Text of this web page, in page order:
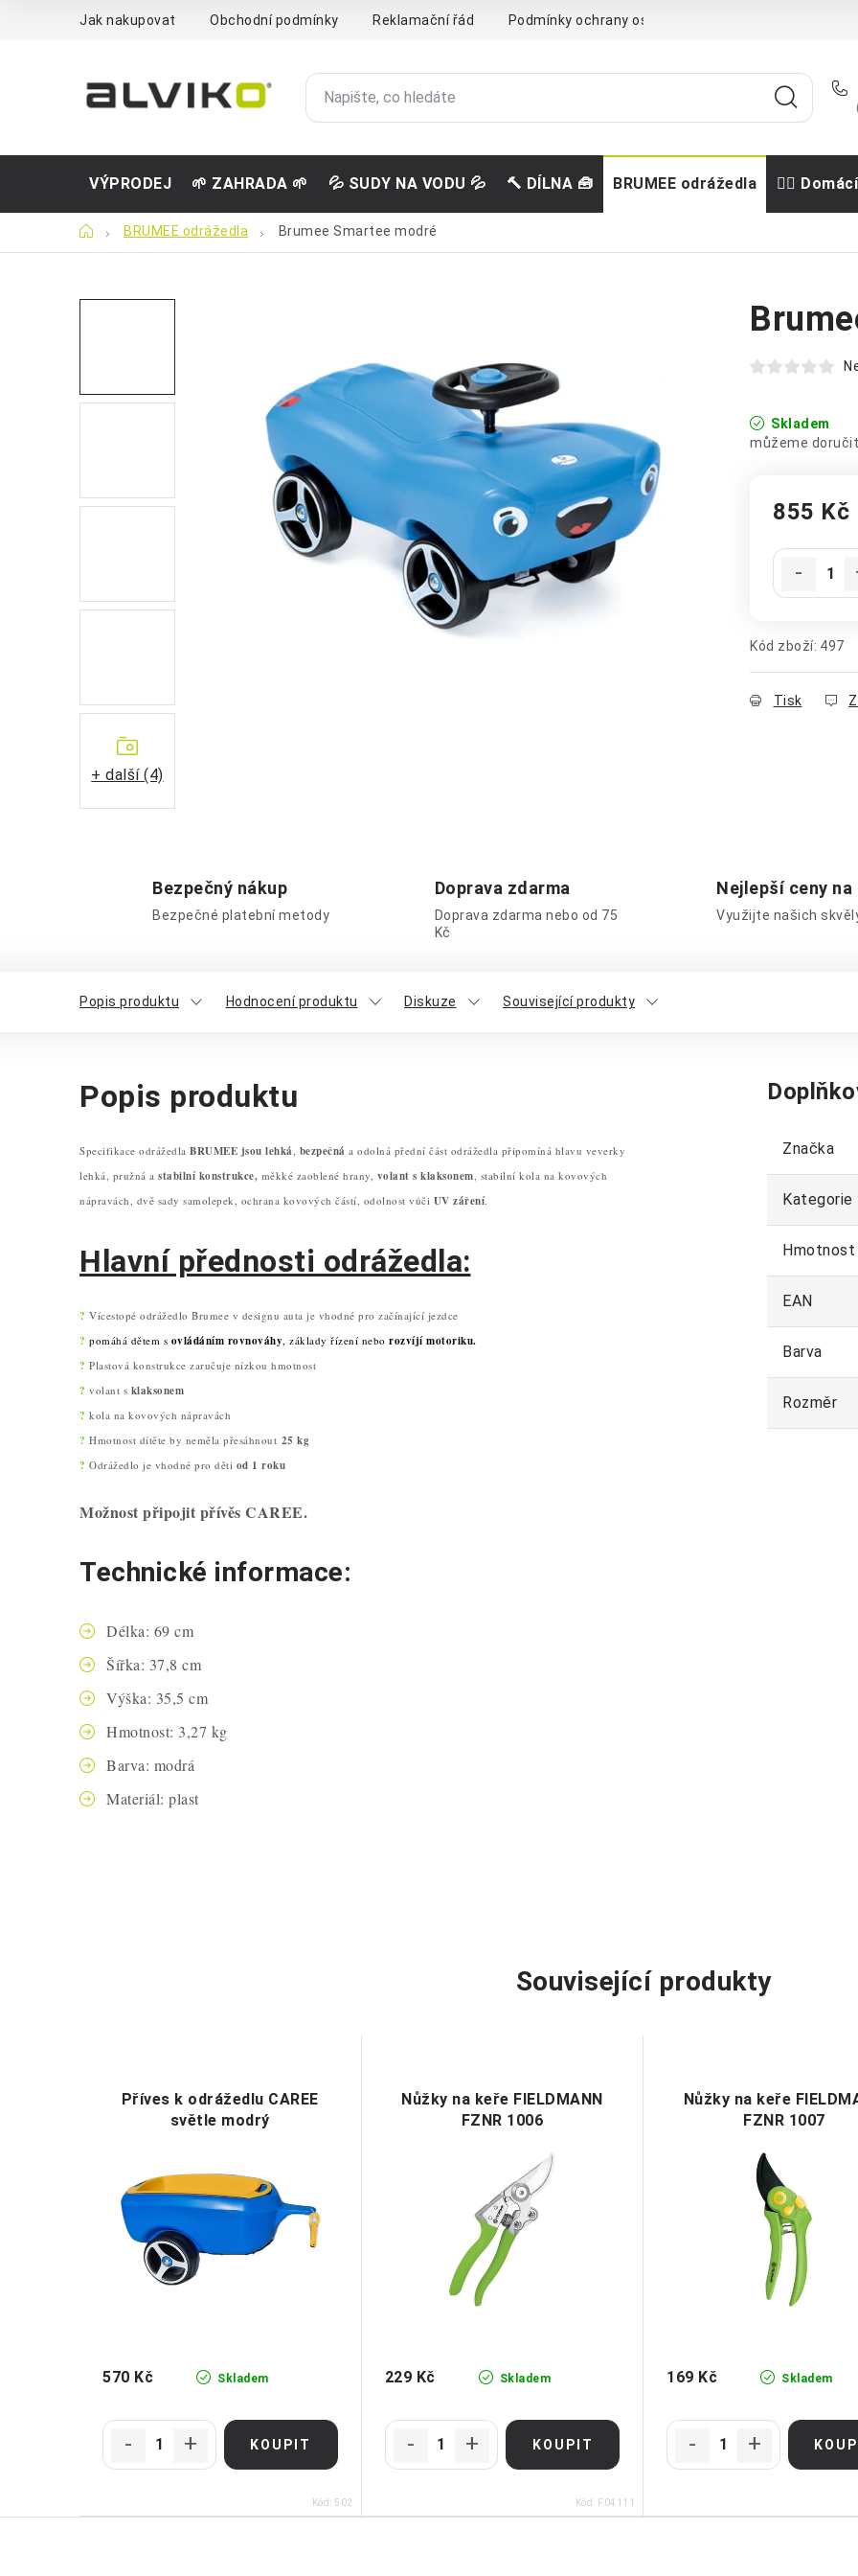
Jak nakupovat Obchodní podmínky Reklamační řád Podmínky ochrany osobních údajů
VÝPRODEJ 🌱 ZAHRADA 🌱 💦 SUDY NA VODU 💦 🔨 DÍLNA 🧰 BRUMEE odrážedla 🐕‍🦺
DomůBRUMEE odrážedla Brumee Smartee modré
+ další (4)
Skladem
855 Kč
Kód zboží: 497
Tisk
Bezpečný nákup
Bezpečné platební metody
Doprava zdarma
Doprava zdarma nebo od 75
Kč
Nejlepší ceny
Využijte našich
Popis produktu Hodnocení produktu Diskuze Související produkty
Popis produktu
Specifikace odrážedla BRUMEE jsou lehká, bezpečná a odolná přední část odrážedla připomíná hlavu veverky
lehká, pružná a stabilní konstrukce, měkké zaoblené hrany, volant s klaksonem, stabilní kola na kovových
nápravách, dvě sady samolepek, ochrana kovových částí, odolnost vůči UV záření.
Hlavní přednosti odrážedla:
? Vícestopé odrážedlo Brumee v designu auta je vhodné pro začínající jezdce
? pomáhá dětem s ovládáním rovnováhy, základy řízení nebo rozvíjí motoriku.
? Plastová konstrukce zaručuje nízkou hmotnost
? volant s klaksonem
? kola na kovových nápravách
? Hmotnost dítěte by neměla přesáhnout 25 kg
? Odrážedlo je vhodné pro děti od 1 roku
Možnost připojit přívěs CAREE.
Technické informace:
Délka: 69 cm
Šířka: 37,8 cm
Výška: 35,5 cm
Hmotnost: 3,27 kg
Barva: modrá
Materiál: plast
Značka
Kategorie
Hmotnost
EAN
Barva
Rozměr
Související produkty
Příves k odrážedlu CAREE
světle modrý
Skladem
570 Kč
Kód: 502
Nůžky na keře FIELDMANN
FZNR 1006
Skladem
229 Kč
Kód: F04111
Nůžky na keře
FZNR 1007
Skladem
169 Kč